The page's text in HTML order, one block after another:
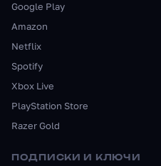
Google Play
Amazon
Netflix
Spotify
Xbox Live
PlayStation Store
Razer Gold
ПОДПИСКИ И КЛЮЧИ